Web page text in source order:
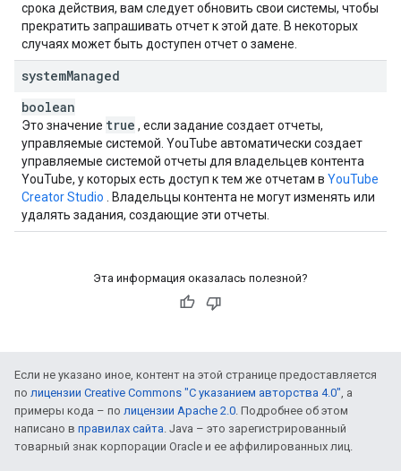
срока действия, вам следует обновить свои системы, чтобы
прекратить запрашивать отчет к этой дате. В некоторых
случаях может быть доступен отчет о замене.
systemManaged
boolean
Это значение true , если задание создает отчеты,
управляемые системой. YouTube автоматически создает
управляемые системой отчеты для владельцев контента
YouTube, у которых есть доступ к тем же отчетам в YouTube
Creator Studio . Владельцы контента не могут изменять или
удалять задания, создающие эти отчеты.
Эта информация оказалась полезной?
Если не указано иное, контент на этой странице предоставляется
по лицензии Creative Commons "С указанием авторства 4.0", а
примеры кода – по лицензии Apache 2.0. Подробнее об этом
написано в правилах сайта. Java – это зарегистрированный
товарный знак корпорации Oracle и ее аффилированных лиц.